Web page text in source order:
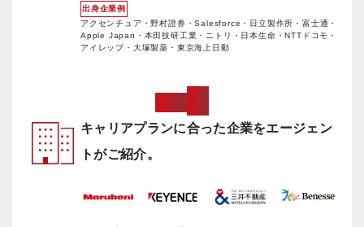
出身企業例
アクセンチュア・野村證券・Salesforce・日立製作所・富士通・
Apple Japan・本田技研工業・ニトリ・日本生命・NTTドコモ・
アイレップ・大塚製薬・東京海上日動
キャリアプランに合った企業をエージェン
トがご紹介。